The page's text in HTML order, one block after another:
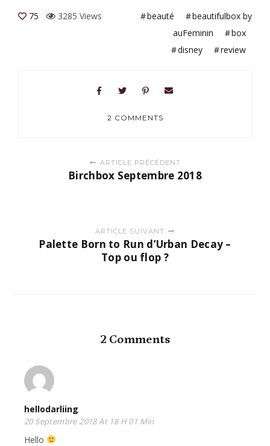
75 3285 Views beauté
beautifulbox by
auFeminin
box
disney
review
2 COMMENTS
navigationARTICLE PRÉCÉDENT
Birchbox Septembre 2018
ARTICLE SUIVANT
Palette Born to Run d’Urban Decay –
Top ou flop ?
2 Comments
hellodarliing
20 Septembre 2018 At 18 H 01 Min
Hello